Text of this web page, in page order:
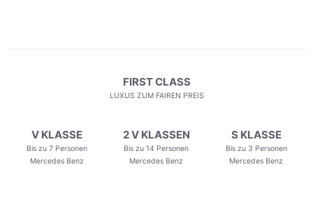
FIRST CLASS
LUXUS ZUM FAIREN PREIS
V KLASSE
Bis zu 7 Personen
Mercedes Benz
2 V KLASSEN
Bis zu 14 Personen
Mercedes Benz
S KLASSE
Bis zu 3 Personen
Mercedes Benz